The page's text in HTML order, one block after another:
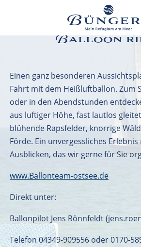
SURROUNDING
04349 80777
BOOKING
Balloon
Einen ganz besonderen
Fahrt mit dem Heißluftballon. Zum
oder in den Abendstunden
aus luftiger Höhe, fast lautlos
blühende Rapsfelder, knorrige
Förde. Ein unvergessliches
Ausblicken, das wir gerne für Sie
www.Ballonteam-ostsee.de
Direkt unter:
Ballonpilot Jens Rönnfeldt
Telefon 04349-909556 oder 0170-